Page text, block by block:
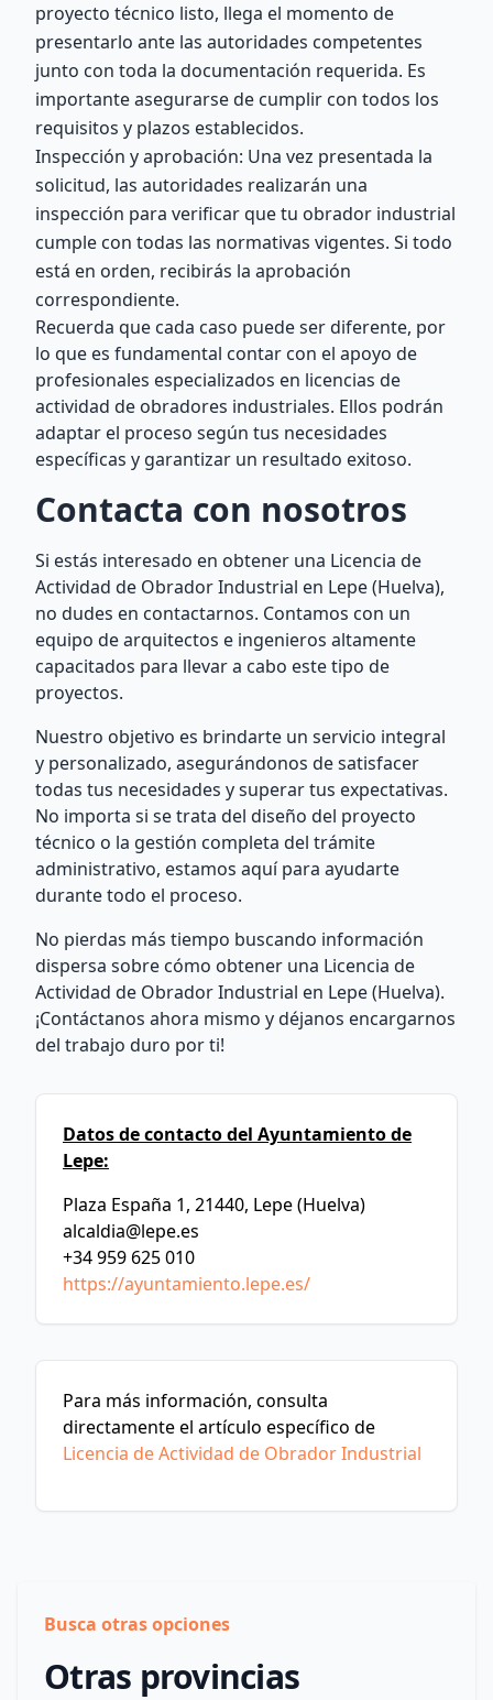
proyecto técnico listo, llega el momento de
presentarlo ante las autoridades competentes
junto con toda la documentación requerida. Es
importante asegurarse de cumplir con todos los
requisitos y plazos establecidos.
Inspección y aprobación: Una vez presentada la
solicitud, las autoridades realizarán una
inspección para verificar que tu obrador industrial
cumple con todas las normativas vigentes. Si todo
está en orden, recibirás la aprobación
correspondiente.
Recuerda que cada caso puede ser diferente, por
lo que es fundamental contar con el apoyo de
profesionales especializados en licencias de
actividad de obradores industriales. Ellos podrán
adaptar el proceso según tus necesidades
específicas y garantizar un resultado exitoso.
Contacta con nosotros
Si estás interesado en obtener una Licencia de
Actividad de Obrador Industrial en Lepe (Huelva),
no dudes en contactarnos. Contamos con un
equipo de arquitectos e ingenieros altamente
capacitados para llevar a cabo este tipo de
proyectos.
Nuestro objetivo es brindarte un servicio integral
y personalizado, asegurándonos de satisfacer
todas tus necesidades y superar tus expectativas.
No importa si se trata del diseño del proyecto
técnico o la gestión completa del trámite
administrativo, estamos aquí para ayudarte
durante todo el proceso.
No pierdas más tiempo buscando información
dispersa sobre cómo obtener una Licencia de
Actividad de Obrador Industrial en Lepe (Huelva).
¡Contáctanos ahora mismo y déjanos encargarnos
del trabajo duro por ti!
Datos de contacto del Ayuntamiento de
Lepe:
Plaza España 1, 21440, Lepe (Huelva)
alcaldia@lepe.es
+34 959 625 010
https://ayuntamiento.lepe.es/
Para más información, consulta
directamente el artículo específico de
Licencia de Actividad de Obrador Industrial
Busca otras opciones
Otras provincias